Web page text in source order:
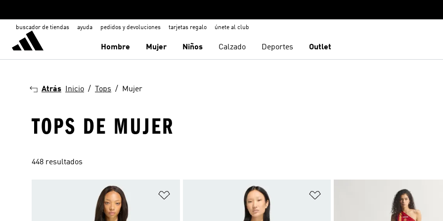
buscador de tiendas ayuda pedidos y devoluciones tarjetas regalo únete al club
Hombre Mujer Niños Calzado Deportes Outlet
Atrás Inicio Tops Mujer
TOPS DE MUJER
448 resultados
Añadir a la lista de deseos Añadir a la lista de deseos